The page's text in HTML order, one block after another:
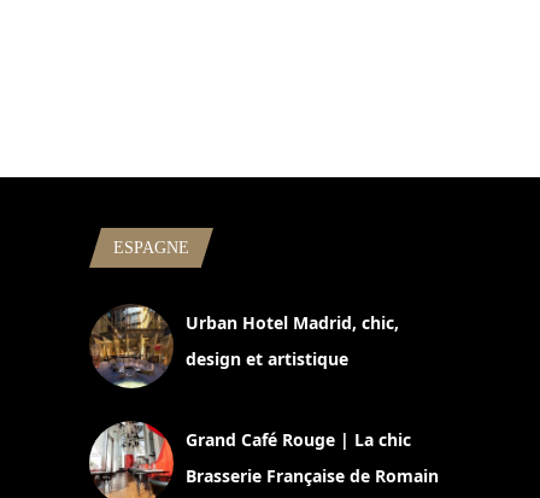
ESPAGNE
Urban Hotel Madrid, chic,
design et artistique
Grand Café Rouge | La chic
Brasserie Française de Romain